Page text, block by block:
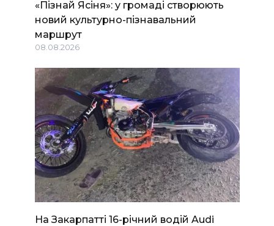
«Пізнай Ясіня»: у громаді створюють
новий культурно-пізнавальний
маршрут
08.08.2026
На Закарпатті 16-річний водій Audi